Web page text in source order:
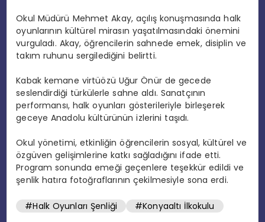
Okul Müdürü Mehmet Akay, açılış konuşmasında halk
oyunlarının kültürel mirasın yaşatılmasındaki önemini
vurguladı. Akay, öğrencilerin sahnede emek, disiplin ve
takım ruhunu sergilediğini belirtti.
Kabak kemane virtüözü Uğur Önür de gecede
seslendirdiği türkülerle sahne aldı. Sanatçının
performansı, halk oyunları gösterileriyle birleşerek
geceye Anadolu kültürünün izlerini taşıdı.
Okul yönetimi, etkinliğin öğrencilerin sosyal, kültürel ve
özgüven gelişimlerine katkı sağladığını ifade etti.
Program sonunda emeği geçenlere teşekkür edildi ve
şenlik hatıra fotoğraflarının çekilmesiyle sona erdi.
#Halk Oyunları Şenliği #Konyaaltı İlkokulu